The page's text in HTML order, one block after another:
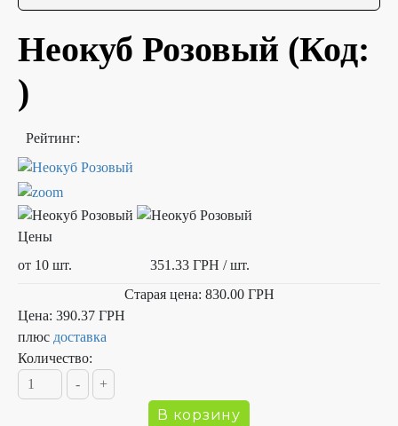
Неокуб Розовый (Код:
)
Рейтинг:
Цены
от 10 шт.
351.33 ГРН / шт.
Старая цена: 830.00 ГРН
Цена: 390.37 ГРН
плюс доставка
Количество: